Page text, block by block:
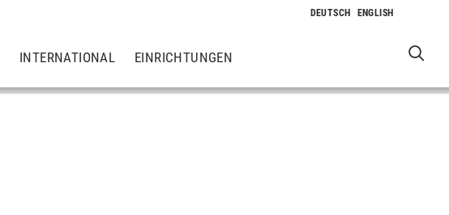
INTERNATIONAL EINRICHTUNGEN